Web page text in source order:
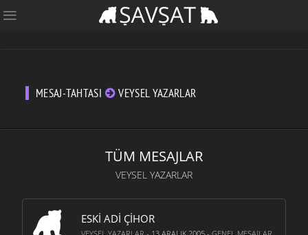
MESAJ-TAHTASI VEYSEL YAZARLAR
TÜM MESAJLAR
VEYSEL YAZARLAR
ESKI ADI ÇIHOR